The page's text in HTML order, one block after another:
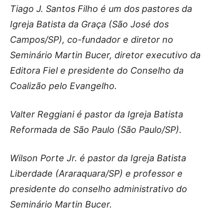
Tiago J. Santos Filho é um dos pastores da
Igreja Batista da Graça (São José dos
Campos/SP), co-fundador e diretor no
Seminário Martin Bucer, diretor executivo da
Editora Fiel e presidente do Conselho da
Coalizão pelo Evangelho.
Valter Reggiani é pastor da Igreja Batista
Reformada de São Paulo (São Paulo/SP).
Wilson Porte Jr. é pastor da Igreja Batista
Liberdade (Araraquara/SP) e professor e
presidente do conselho administrativo do
Seminário Martin Bucer.